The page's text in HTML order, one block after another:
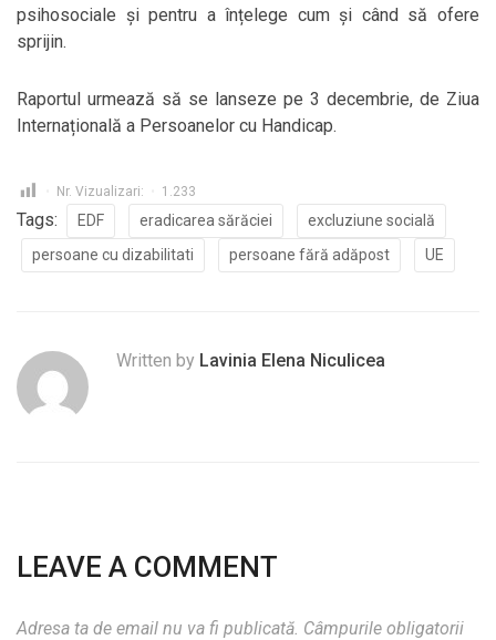
psihosociale și pentru a înțelege cum și când să ofere
sprijin.
Raportul urmează să se lanseze pe 3 decembrie, de Ziua
Internațională a Persoanelor cu Handicap.
Nr. Vizualizari: 1.233
Tags: EDF eradicarea sărăciei
excluziune socială
persoane cu dizabilitati
persoane fără adăpost UE
Written by Lavinia Elena Niculicea
LEAVE A COMMENT
Adresa ta de email nu va fi publicată. Câmpurile obligatorii